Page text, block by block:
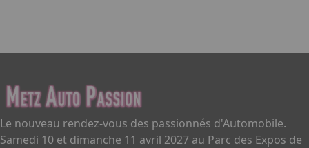
Le nouveau rendez-vous des passionnés d'Automobile.
Samedi 10 et dimanche 11 avril 2027 au Parc des Expos de